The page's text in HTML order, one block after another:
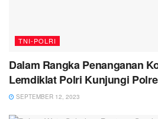
TNI-POLRI
Dalam Rangka Penanganan
Lemdiklat Polri Kunjungi
SEPTEMBER 12, 2023